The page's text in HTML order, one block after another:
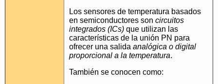
Los sensores de temperatura basados
en semiconductores son circuitos
integrados (ICs) que utilizan las
características de la unión PN para
ofrecer una salida analógica o digital
proporcional a la temperatura.
También se conocen como: